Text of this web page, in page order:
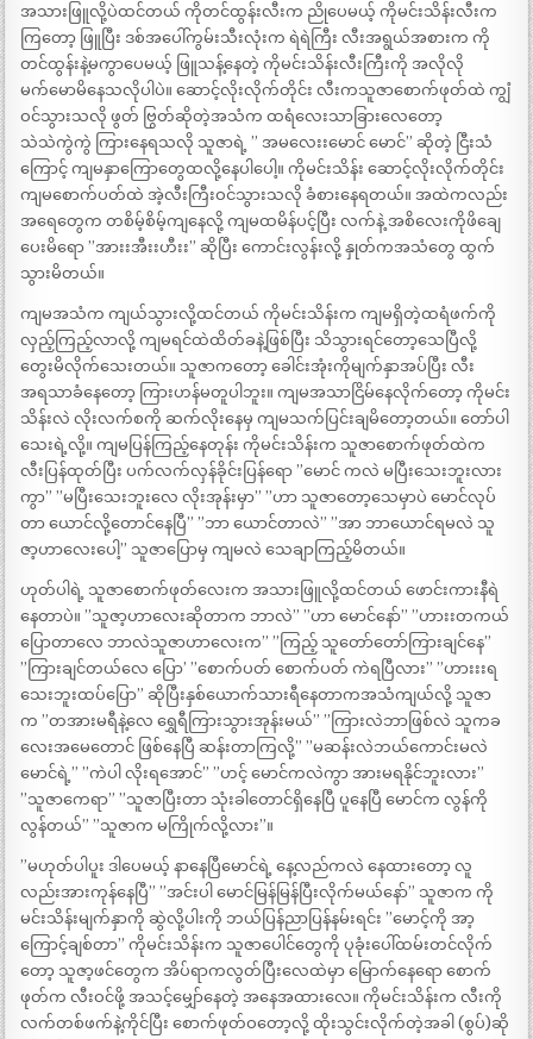
အသားဖြူလို့ပဲထင်တယ် ကိုတင်ထွန်းလီးက ညိုပေမယ့် ကိုမင်းသိန်းလီးက
ကြတော့ ဖြူပြီး ဒစ်အပေါ်ကွမ်းသီးလုံးက ရဲရဲကြီး လီးအရွယ်အစားက ကို
တင်ထွန်းနဲ့မကွာပေမယ့် ဖြူသန့်နေတဲ့ ကိုမင်းသိန်းလီးကြီးကို အလိုလို
မက်မောမိနေသလိုပါပဲ။ ဆောင့်လိုးလိုက်တိုင်း လီးကသူဇာစောက်ဖုတ်ထဲ ကျွံ
ဝင်သွားသလို ဖွတ် ဗြွတ်ဆိုတဲ့အသံက ထရံလေးသာခြားလေတော့
သဲသဲကွဲကွဲ ကြားနေရသလို သူဇာရဲ့ ” အမလေးးမောင် မောင်” ဆိုတဲ့ ငြီးသံ
ကြောင့် ကျမနှာကြောတွေထလို့နေပါပေါ့။ ကိုမင်းသိန်း ဆောင့်လိုးလိုက်တိုင်း
ကျမစောက်ပတ်ထဲ အဲ့လီးကြီးဝင်သွားသလို ခံစားနေရတယ်။ အထဲကလည်း
အရေတွေက တစိမ့်စိမ့်ကျနေလို့ ကျမထမိန်ပင့်ပြီး လက်နဲ့ အစိလေးကိုဖိချေ
ပေးမိရော ”အားးအီးးဟီးး” ဆိုပြီး ကောင်းလွန်းလို့ နှုတ်ကအသံတွေ ထွက်
သွားမိတယ်။
ကျမအသံက ကျယ်သွားလို့ထင်တယ် ကိုမင်းသိန်းက ကျမရှိတဲ့ထရံဖက်ကို
လှည့်ကြည့်လာလို့ ကျမရင်ထဲထိတ်ခနဲ့ဖြစ်ပြီး သိသွားရင်တော့သေပြီလို့
တွေးမိလိုက်သေးတယ်။ သူဇာကတော့ ခေါင်းအုံးကိုမျက်နှာအပ်ပြီး လီး
အရသာခံနေတော့ ကြားဟန်မတူပါဘူး။ ကျမအသာငြိမ်နေလိုက်တော့ ကိုမင်း
သိန်းလဲ လိုးလက်စကို ဆက်လိုးနေမှ ကျမသက်ပြင်းချမိတော့တယ်။ တော်ပါ
သေးရဲ့လို့။ ကျမပြန်ကြည့်နေတုန်း ကိုမင်းသိန်းက သူဇာစောက်ဖုတ်ထဲက
လီးပြန်ထုတ်ပြီး ပက်လက်လှန်ခိုင်းပြန်ရော ”မောင် ကလဲ မပြီးသေးဘူးလား
ကွာ” ”မပြီးသေးဘူးလေ လိုးအုန်းမှာ” ”ဟာ သူဇာတော့သေမှာပဲ မောင်လုပ်
တာ ယောင်လို့တောင်နေပြီ” ”ဘာ ယောင်တာလဲ” ”အာ ဘာယောင်ရမလဲ သူ
ဇာ့ဟာလေးပေါ့” သူဇာပြောမှ ကျမလဲ သေချာကြည့်မိတယ်။
ဟုတ်ပါရဲ့ သူဇာစောက်ဖုတ်လေးက အသားဖြူလို့ထင်တယ် ဖောင်းကားနီရဲ
နေတာပဲ။ ”သူဇာ့ဟာလေးဆိုတာက ဘာလဲ” ”ဟာ မောင်နော်” ”ဟားးတကယ်
ပြောတာလေ ဘာလဲသူဇာဟာလေးက” ”ကြည့် သူတော်တော်ကြားချင်နေ”
”ကြားချင်တယ်လေ ပြော’ ”စောက်ပတ် စောက်ပတ် ကဲရပြီလား” ”ဟားးးရ
သေးဘူးထပ်ပြော” ဆိုပြီးနှစ်ယောက်သားရီနေတာကအသံကျယ်လို့ သူဇာ
က ”တအားမရီနဲ့လေ ရွှေရီကြားသွားအုန်းမယ်” ”ကြားလဲဘာဖြစ်လဲ သူကခ
လေးအမေတောင် ဖြစ်နေပြီ ဆန်းတာကြလို့” ”မဆန်းလဲဘယ်ကောင်းမလဲ
မောင်ရဲ့” ”ကဲပါ လိုးရအောင်” ”ဟင့် မောင်ကလဲကွာ အားမရနိုင်ဘူးလား”
”သူဇာကေရာ” ”သူဇာပြီးတာ သုံးခါတောင်ရှိနေပြီ ပူနေပြီ မောင်က လွန်ကို
လွန်တယ်” ”သူဇာက မကြိုက်လို့လား”။
”မဟုတ်ပါပူး ဒါပေမယ့် နာနေပြီမောင်ရဲ့ နေ့လည်ကလဲ နေထားတော့ လူ
လည်းအားကုန်နေပြီ” ”အင်းပါ မောင်မြန်မြန်ပြီးလိုက်မယ်နော်” သူဇာက ကို
မင်းသိန်းမျက်နှာကို ဆွဲလို့ပါးကို ဘယ်ပြန်ညာပြန်နမ်းရင်း ”မောင့်ကို အာ့
ကြောင့်ချစ်တာ” ကိုမင်းသိန်းက သူဇာပေါင်တွေကို ပုခုံးပေါ်ထမ်းတင်လိုက်
တော့ သူဇာ့ဖင်တွေက အိပ်ရာကလွတ်ပြီးလေထဲမှာ မြောက်နေရော စောက်
ဖုတ်က လီးဝင်ဖို့ အသင့်မျှော်နေတဲ့ အနေအထားလေ။ ကိုမင်းသိန်းက လီးကို
လက်တစ်ဖက်နဲ့ကိုင်ပြီး စောက်ဖုတ်ဝတော့လို့ ထိုးသွင်းလိုက်တဲ့အခါ (စွပ်)ဆို